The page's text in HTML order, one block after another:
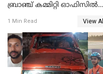
ബ്രാഞ്ച് കമ്മിറ്റി ഓഫിസിൽ
ചിത്രങ്ങളടക്കം കത്തിയ
നിലയിൽ
1 Min Read View All